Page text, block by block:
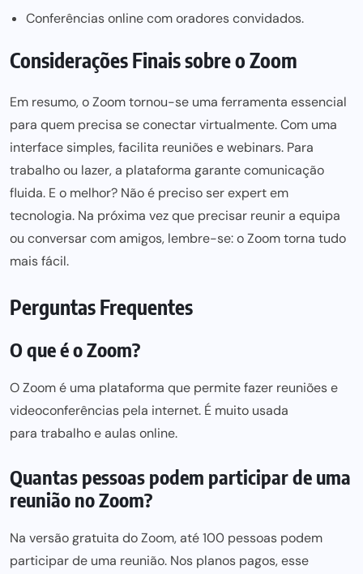
Conferências online com oradores convidados.
Considerações Finais sobre o Zoom
Em resumo, o Zoom tornou-se uma ferramenta essencial
para quem precisa se conectar virtualmente. Com uma
interface simples, facilita reuniões e webinars. Para
trabalho ou lazer, a plataforma garante comunicação
fluida. E o melhor? Não é preciso ser expert em
tecnologia. Na próxima vez que precisar reunir a equipa
ou conversar com amigos, lembre-se: o Zoom torna tudo
mais fácil.
Perguntas Frequentes
O que é o Zoom?
O Zoom é uma plataforma que permite fazer reuniões e
videoconferências pela internet. É muito usada
para trabalho e aulas online.
Quantas pessoas podem participar de uma
reunião no Zoom?
Na versão gratuita do Zoom, até 100 pessoas podem
participar de uma reunião. Nos planos pagos, esse